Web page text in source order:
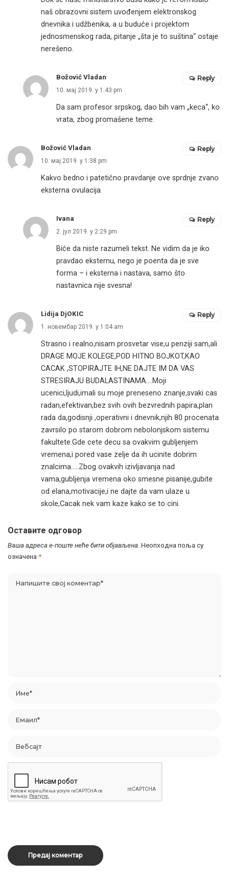
naš obrazovni sistem uvođenjem elektronskog
dnevnika i udžbenika, a u buduće i projektom
jednosmenskog rada, pitanje „šta je to suština“ ostaje
nerešeno.
Božović Vladan
10. мај 2019. у 1:43 pm
Da sam profesor srpskog, dao bih vam „keca“, ko
vrata, zbog promašene teme.
Reply
Božović Vladan
10. мај 2019. у 1:38 pm
Kakvo bedno i patetično pravdanje ove sprdnje zvano
eksterna ovulacija.
Reply
Ivana
2. јул 2019. у 2:29 pm
Biće da niste razumeli tekst. Ne vidim da je iko
pravdao eksternu, nego je poenta da je sve
forma – i eksterna i nastava, samo što
nastavnica nije svesna!
Reply
Lidija DjOKIC
1. новембар 2019. у 1:04 am
Strasno i realno,nisam prosvetar vise,u penziji sam,ali
DRAGE MOJE KOLEGE,POD HITNO BOJKOT,KAO
CACAK ,STOPIRAJTE IH,NE DAJTE IM DA VAS
STRESIRAJU BUDALASTINAMA….Moji
ucenici,ljudi,imali su moje preneseno znanje,svaki cas
radan,efektivan,bez svih ovih bezvrednih papira,plan
rada da,godisnji ,operativni i dnevnik,njih 80 procenata
zavrsilo po starom dobrom nebolonjskom sistemu
fakultete.Gde cete decu sa ovakvim gubljenjem
vremena,i pored vase zelje da ih ucinite dobrim
znalcima…..Zbog ovakvih izivljavanja nad
vama,gubljenja vremena oko smesne pisanije,gubite
od elana,motivacije,i ne dajte da vam ulaze u
skole,Cacak nek vam kaze kako se to cini.
Reply
Оставите одговор
Ваша адреса е-поште неће бити објављена. Неопходна поља су
означена *